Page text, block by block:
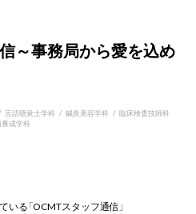
～事務局から愛を込め
言語聴覚士学科 / 鍼灸美容学科 / 臨床検査技師科
成学科
る「OCMTスタッフ通信」